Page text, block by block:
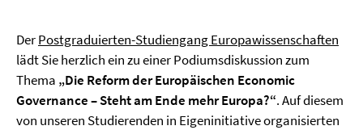
DerPostgraduierten-Studiengang Europawissenschaften
lädt Sie herzlich ein zu einer Podiumsdiskussion zum
Thema „Die Reform der Europäischen Economic
Governance – Steht am Ende mehr Europa?“. Auf diesem
von unseren Studierenden in Eigeninitiative organisierten